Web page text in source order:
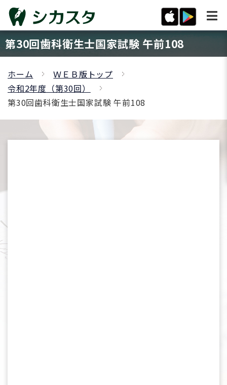
第30回歯科衛生士国家試験 午前108
ホーム
ＷＥＢ版トップ
令和2年度（第30回）
第30回歯科衛生士国家試験 午前108